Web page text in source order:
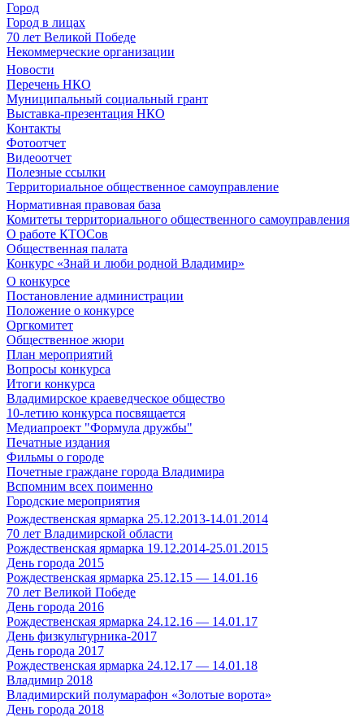
Город
Город в лицах
70 лет Великой Победе
Некоммерческие организации
Новости
Перечень НКО
Муниципальный социальный грант
Выставка-презентация НКО
Контакты
Фотоотчет
Видеоотчет
Полезные ссылки
Территориальное общественное самоуправление
Нормативная правовая база
Комитеты территориального общественного самоуправления
О работе КТОСов
Общественная палата
Конкурс «Знай и люби родной Владимир»
О конкурсе
Постановление администрации
Положение о конкурсе
Оргкомитет
Общественное жюри
План мероприятий
Вопросы конкурса
Итоги конкурса
Владимирское краеведческое общество
10-летию конкурса посвящается
Медиапроект "Формула дружбы"
Печатные издания
Фильмы о городе
Почетные граждане города Владимира
Вспомним всех поименно
Городские мероприятия
Рождественская ярмарка 25.12.2013-14.01.2014
70 лет Владимирской области
Рождественская ярмарка 19.12.2014-25.01.2015
День города 2015
Рождественская ярмарка 25.12.15 — 14.01.16
70 лет Великой Победе
День города 2016
Рождественская ярмарка 24.12.16 — 14.01.17
День физкультурника-2017
День города 2017
Рождественская ярмарка 24.12.17 — 14.01.18
Владимир 2018
Владимирский полумарафон «Золотые ворота»
День города 2018